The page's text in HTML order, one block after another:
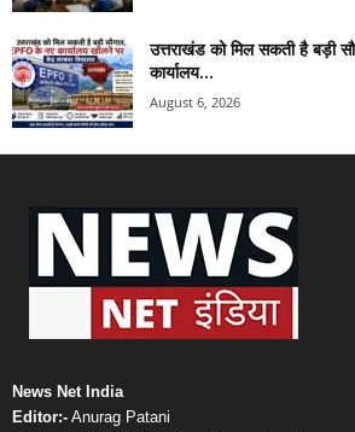
उत्तराखंड को मिल सकती है बड़ी
कार्यालय...
August 6, 2026
News Net India
Editor:- Anurag Patani